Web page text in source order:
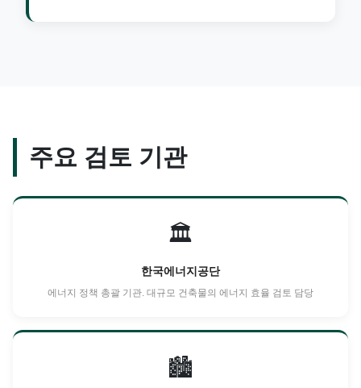
주요 검토 기관
🏛️
한국에너지공단
에너지 정책 총괄 기관. 대규모 건축물의 에너지 효율 검토 담당
🏙️